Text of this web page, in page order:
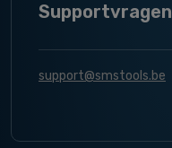
Supportvragen
support@smstools.be